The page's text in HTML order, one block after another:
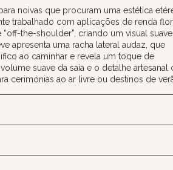
noivas que procuram uma estética
trabalhado com aplicações de renda
the-shoulder”, criando um visual
apresenta uma racha lateral audaz, que
ao caminhar e revela um toque de
suave da saia e o detalhe artesanal
cerimónias ao ar livre ou destinos de